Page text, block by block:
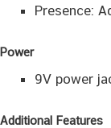
Presence:
Power
9V power
Additional Features